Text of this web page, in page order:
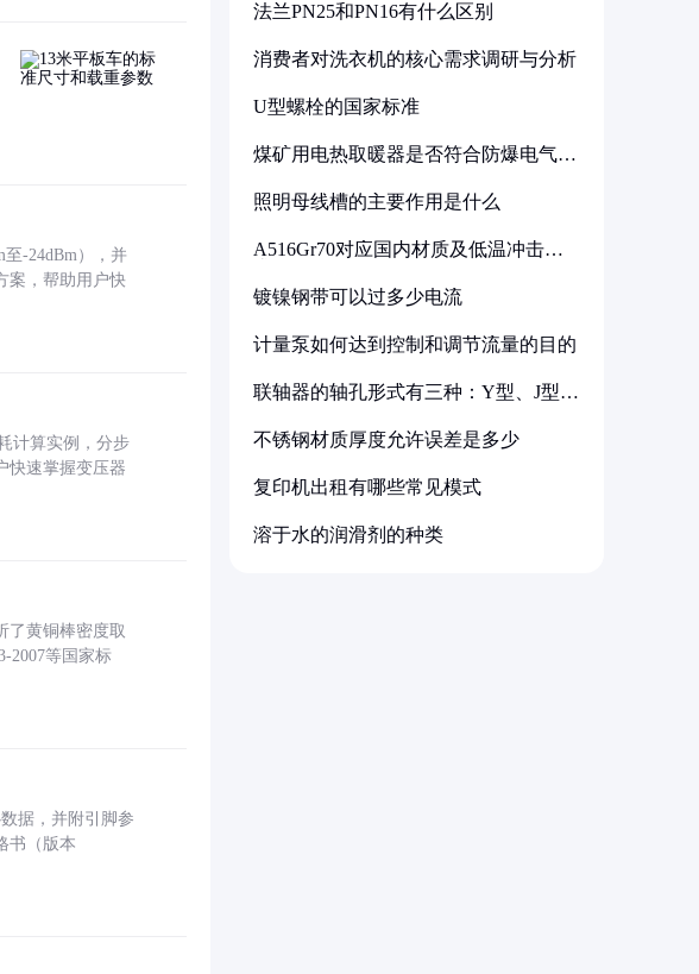
-24dBm），并
案，帮助用户快
计算实例，分步
快速掌握变压器
了黄铜棒密度取
2007等国家标
据，并附引脚参
书（版本
法兰PN25和PN16有什么区别
消费者对洗衣机的核心需求调研与分析
U型螺栓的国家标准
煤矿用电热取暖器是否符合防爆电气设
照明母线槽的主要作用是什么
A516Gr70对应国内材质及低温冲击要
镀镍钢带可以过多少电流
计量泵如何达到控制和调节流量的目的
联轴器的轴孔形式有三种：Y型、J型、
不锈钢材质厚度允许误差是多少
复印机出租有哪些常见模式
溶于水的润滑剂的种类